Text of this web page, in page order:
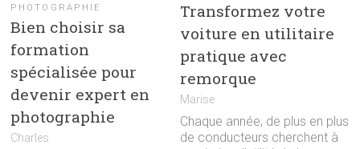
PHOTOGRAPHIE
Bien choisir sa
formation
spécialisée pour
devenir expert en
photographie
Charles
Transformez votre
voiture en utilitaire
pratique avec
remorque
Marise
Chaque année, de plus en plus
de conducteurs cherchent à